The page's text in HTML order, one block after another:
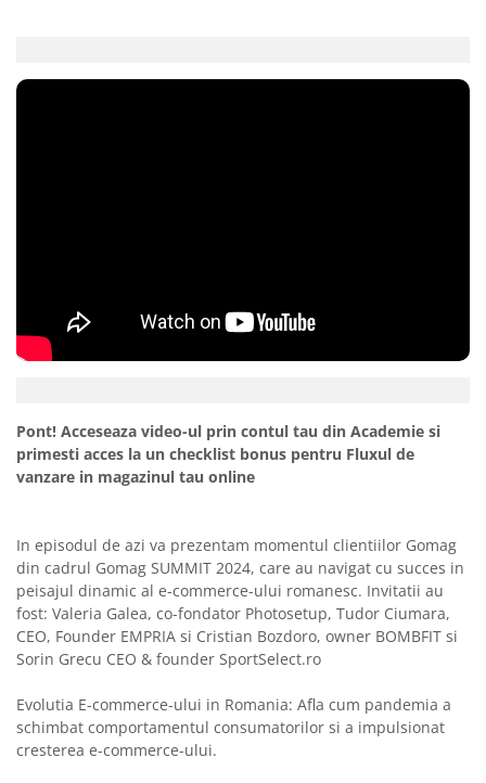
Pont! Acceseaza video-ul prin contul tau din Academie si
primesti acces la un checklist bonus pentru Fluxul de
vanzare in magazinul tau online
In episodul de azi va prezentam momentul clientiilor Gomag
din cadrul Gomag SUMMIT 2024, care au navigat cu succes in
peisajul dinamic al e-commerce-ului romanesc. Invitatii au
fost: Valeria Galea, co-fondator Photosetup, Tudor Ciumara,
CEO, Founder EMPRIA si Cristian Bozdoro, owner BOMBFIT si
Sorin Grecu CEO & founder SportSelect.ro
Evolutia E-commerce-ului in Romania: Afla cum pandemia a
schimbat comportamentul consumatorilor si a impulsionat
cresterea e-commerce-ului.